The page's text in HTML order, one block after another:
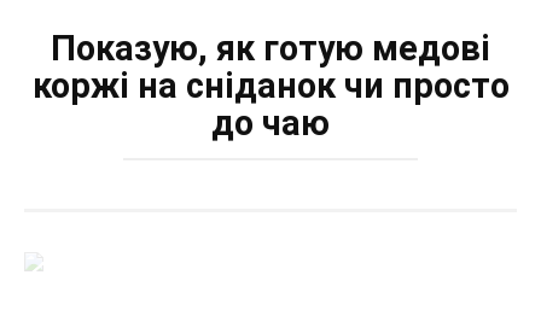
Показую, як готую медові
коржі на сніданок чи просто
до чаю